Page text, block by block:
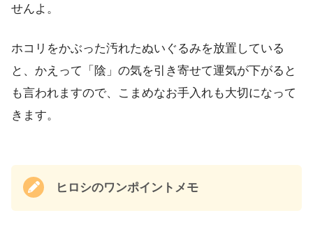
せんよ。
ホコリをかぶった汚れたぬいぐるみを放置している
と、かえって「陰」の気を引き寄せて運気が下がると
も言われますので、こまめなお手入れも大切になって
きます。
ヒロシのワンポイントメモ